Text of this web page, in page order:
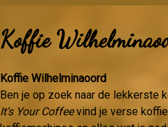
Koffie
Koffie Wilhelminaoord
Ben je op zoek naar de lekkerste
It’s Your Coffeevind je verse